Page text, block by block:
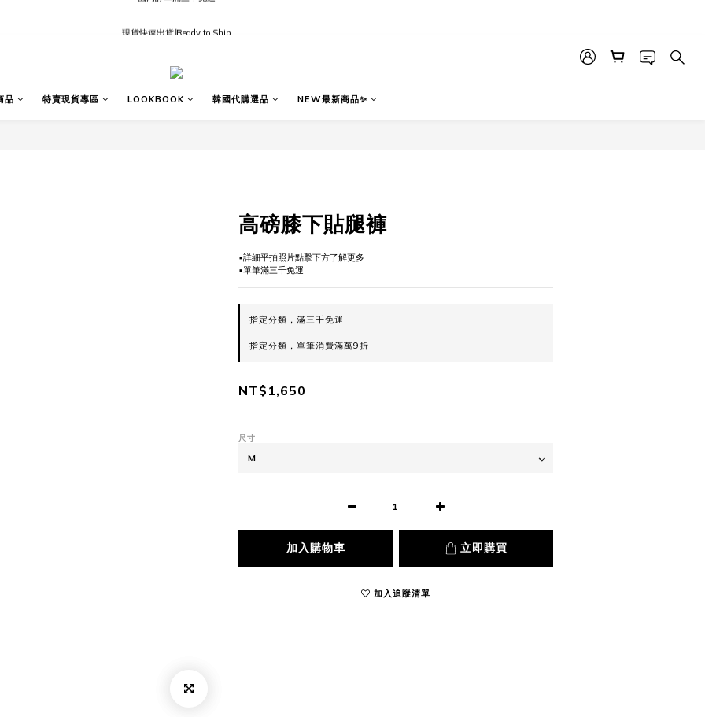
品
特賣現貨專區 LOOKBOOK 韓國代購選品 NEW最新商品✨
高磅膝下貼腿褲
▪️詳細平拍照片點擊下方了解更多
▪️單筆滿三千免運
指定分類，滿三千免運
指定分類，單筆消費滿萬9折
NT$1,650
尺寸
加入購物車 立即購買
加入追蹤清單